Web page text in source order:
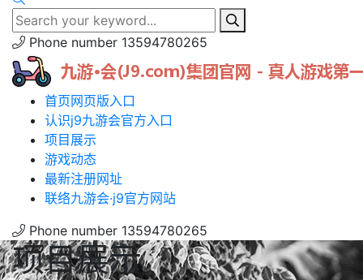
Phone number 13594780265
首页网页版入口
认识j9九游会官方入口
项目展示
游戏动态
最新注册网址
联络九游会·j9官方网站
Phone number 13594780265
项目展示